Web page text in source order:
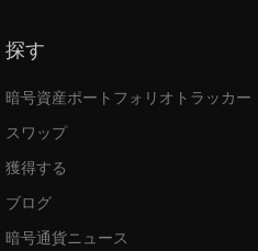
探す
暗号資産ポートフォリオトラッカー
スワップ
獲得する
ブログ
暗号通貨ニュース